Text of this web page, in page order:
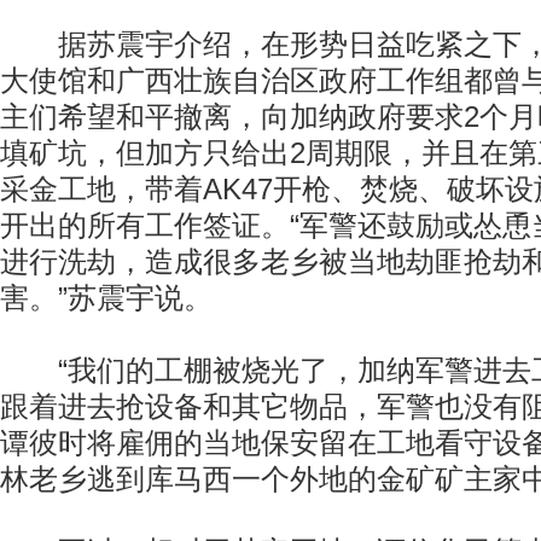
据苏震宇介绍，在形势日益吃紧之下
大使馆和广西壮族自治区政府工作组都曾
主们希望和平撤离，向加纳政府要求2个
填矿坑，但加方只给出2周期限，并且在
采金工地，带着AK47开枪、焚烧、破坏
开出的所有工作签证。“军警还鼓励或怂
进行洗劫，造成很多老乡被当地劫匪抢劫
害。”苏震宇说。
“我们的工棚被烧光了，加纳军警进去
跟着进去抢设备和其它物品，军警也没有
谭彼时将雇佣的当地保安留在工地看守设
林老乡逃到库马西一个外地的金矿矿主家